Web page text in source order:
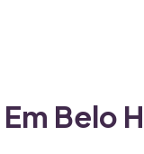
Em Belo